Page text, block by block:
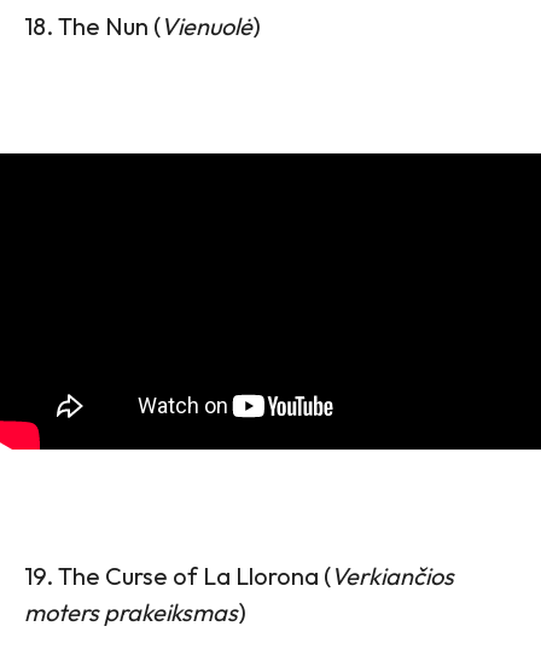
18. The Nun (Vienuolė)
19. The Curse of La Llorona (Verkiančios
moters prakeiksmas)